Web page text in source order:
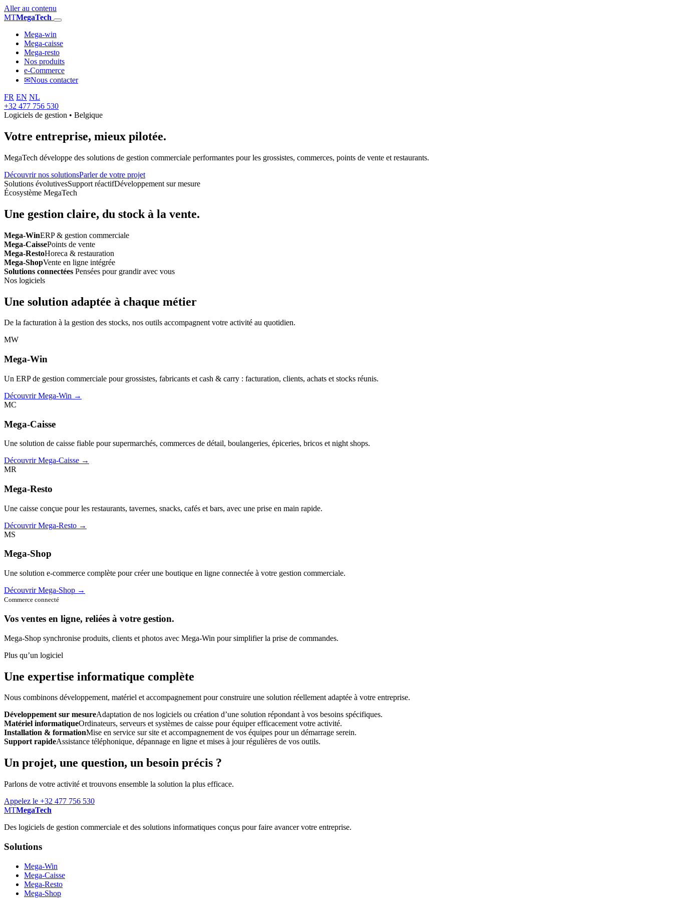
Aller au contenu
MTMegaTech
Mega-win
Mega-caisse
Mega-resto
Nos produits
e-Commerce
✉Nous contacter
FR EN NL
+32 477 756 530
Logiciels de gestion • Belgique
Votre entreprise, mieux pilotée.
MegaTech développe des solutions de gestion commerciale performantes pour les grossistes, commerces, points de vente et restaurants.
Découvrir nos solutionsParler de votre projet
Solutions évolutivesSupport réactifDéveloppement sur mesure
Écosystème MegaTech
Une gestion claire, du stock à la vente.
Mega-WinERP & gestion commerciale
Mega-CaissePoints de vente
Mega-RestoHoreca & restauration
Mega-ShopVente en ligne intégrée
Solutions connectées Pensées pour grandir avec vous
Nos logiciels
Une solution adaptée à chaque métier
De la facturation à la gestion des stocks, nos outils accompagnent votre activité au quotidien.
MW
Mega-Win
Un ERP de gestion commerciale pour grossistes, fabricants et cash & carry : facturation, clients, achats et stocks réunis.
Découvrir Mega-Win →
MC
Mega-Caisse
Une solution de caisse fiable pour supermarchés, commerces de détail, boulangeries, épiceries, bricos et night shops.
Découvrir Mega-Caisse →
MR
Mega-Resto
Une caisse conçue pour les restaurants, tavernes, snacks, cafés et bars, avec une prise en main rapide.
Découvrir Mega-Resto →
MS
Mega-Shop
Une solution e-commerce complète pour créer une boutique en ligne connectée à votre gestion commerciale.
Découvrir Mega-Shop →
Commerce connecté
Vos ventes en ligne, reliées à votre gestion.
Mega-Shop synchronise produits, clients et photos avec Mega-Win pour simplifier la prise de commandes.
Plus qu’un logiciel
Une expertise informatique complète
Nous combinons développement, matériel et accompagnement pour construire une solution réellement adaptée à votre entreprise.
Développement sur mesureAdaptation de nos logiciels ou création d’une solution répondant à vos besoins spécifiques.
Matériel informatiqueOrdinateurs, serveurs et systèmes de caisse pour équiper efficacement votre activité.
Installation & formationMise en service sur site et accompagnement de vos équipes pour un démarrage serein.
Support rapideAssistance téléphonique, dépannage en ligne et mises à jour régulières de vos outils.
Un projet, une question, un besoin précis ?
Parlons de votre activité et trouvons ensemble la solution la plus efficace.
Appelez le +32 477 756 530
MTMegaTech
Des logiciels de gestion commerciale et des solutions informatiques conçus pour faire avancer votre entreprise.
Solutions
Mega-Win
Mega-Caisse
Mega-Resto
Mega-Shop